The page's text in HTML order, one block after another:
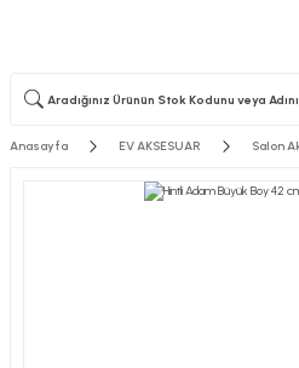
Anasayfa EV AKSESUAR Salon